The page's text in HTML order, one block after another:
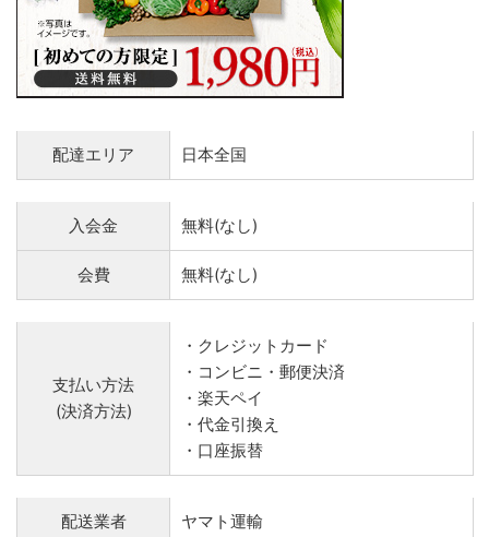
配達エリア 日本全国
入会金 無料(なし)
会費 無料(なし)
支払い方法
(決済方法)
・クレジットカード
・コンビニ・郵便決済
・楽天ペイ
・代金引換え
・口座振替
配送業者 ヤマト運輸